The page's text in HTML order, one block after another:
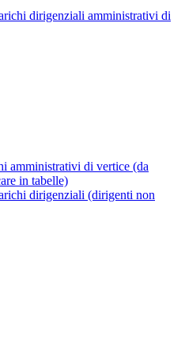
dirigenziali amministrativi di
amministrativi di vertice (da
in tabelle)
dirigenziali (dirigenti non